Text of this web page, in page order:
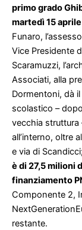
primo grado
martedì 15
Funaro,
Vice Presidente
Scaramuzzi,
Associati, alla
Dormentoni, dà
scolastico –
vecchia struttura
all’interno, oltre
e via di
è di 27,5 milioni
finanziamento
Componente 2,
restante.